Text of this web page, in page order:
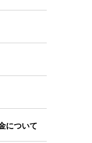
について